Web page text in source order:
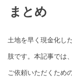
まとめ
土地を早く現金化し
肢です。本記事では
ご依頼いただくため